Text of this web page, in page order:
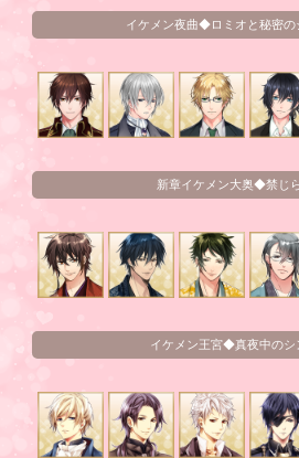
イケメン夜曲◆ロミオと秘密の
新章イケメン大奥◆禁じ
イケメン王宮◆真夜中のシ